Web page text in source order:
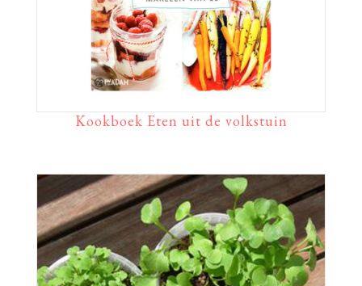
Kookboek Eten uit de volkstuin